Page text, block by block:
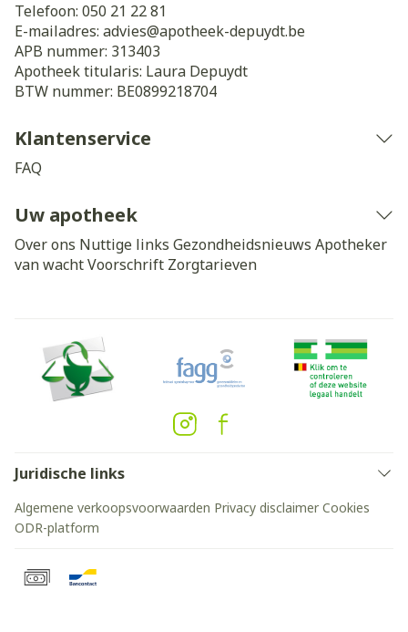
Telefoon: 050 21 22 81
E-mailadres: advies@apotheek-depuydt.be
APB nummer: 313403
Apotheek titularis: Laura Depuydt
BTW nummer: BE0899218704
Klantenservice
FAQ
Uw apotheek
Over ons Nuttige links Gezondheidsnieuws Apotheker
van wachtVoorschrift Zorgtarieven
Juridische links
Algemene verkoopsvoorwaarden Privacy disclaimer Cookies
ODR-platform